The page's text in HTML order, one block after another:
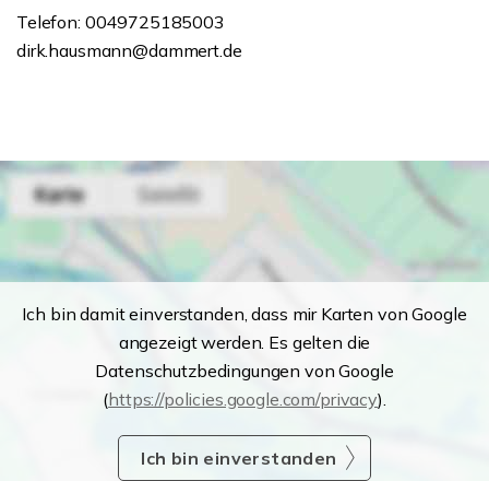
Telefon: 0049725185003
dirk.hausmann@dammert.de
Ich bin damit einverstanden, dass mir Karten von Google
angezeigt werden. Es gelten die
Datenschutzbedingungen von Google
(https://policies.google.com/privacy).
Ich bin einverstanden